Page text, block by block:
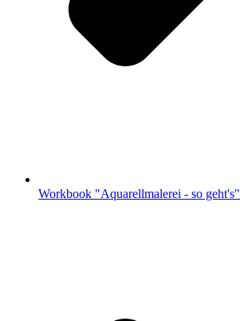
Workbook "Aquarellmalerei - so geht's"